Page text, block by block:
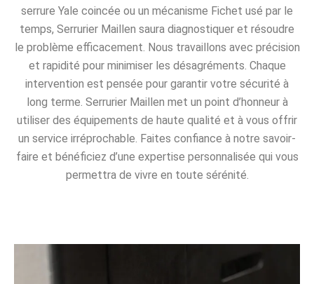
serrure Yale coincée ou un mécanisme Fichet usé par le
temps, Serrurier Maillen saura diagnostiquer et résoudre
le problème efficacement. Nous travaillons avec précision
et rapidité pour minimiser les désagréments. Chaque
intervention est pensée pour garantir votre sécurité à
long terme. Serrurier Maillen met un point d’honneur à
utiliser des équipements de haute qualité et à vous offrir
un service irréprochable. Faites confiance à notre savoir-
faire et bénéficiez d’une expertise personnalisée qui vous
permettra de vivre en toute sérénité.